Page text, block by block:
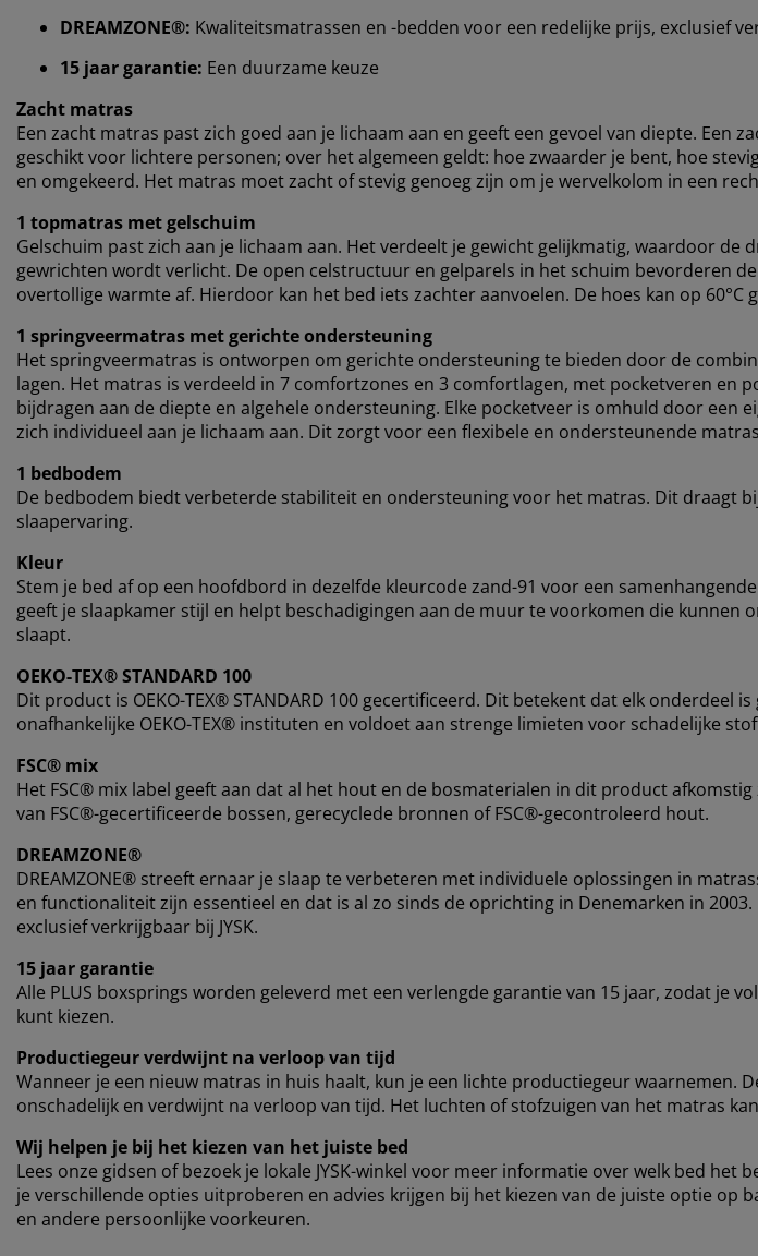
DREAMZONE®: Kwaliteitsmatrassen en -bedden voor een redelijke prijs, exclusief
15 jaar garantie: Een duurzame keuze
Zacht matras
Een zacht matras past zich goed aan je lichaam aan en geeft een gevoel van diepte. Een
geschikt voor lichtere personen; over het algemeen geldt: hoe zwaarder je bent, hoe
en omgekeerd. Het matras moet zacht of stevig genoeg zijn om je wervelkolom in een
1 topmatras met gelschuim
Gelschuim past zich aan je lichaam aan. Het verdeelt je gewicht gelijkmatig, waardoor de
gewrichten wordt verlicht. De open celstructuur en gelparels in het schuim bevorderen
overtollige warmte af. Hierdoor kan het bed iets zachter aanvoelen. De hoes kan op 60°C
1 springveermatras met gerichte ondersteuning
Het springveermatras is ontworpen om gerichte ondersteuning te bieden door de
lagen. Het matras is verdeeld in 7 comfortzones en 3 comfortlagen, met pocketveren en
bijdragen aan de diepte en algehele ondersteuning. Elke pocketveer is omhuld door een
zich individueel aan je lichaam aan. Dit zorgt voor een flexibele en ondersteunende
1 bedbodem
De bedbodem biedt verbeterde stabiliteit en ondersteuning voor het matras. Dit draagt
slaapervaring.
Kleur
Stem je bed af op een hoofdbord in dezelfde kleurcode zand-91 voor een
geeft je slaapkamer stijl en helpt beschadigingen aan de muur te voorkomen die kunnen
slaapt.
OEKO-TEX® STANDARD 100
Dit product is OEKO-TEX® STANDARD 100 gecertificeerd. Dit betekent dat elk onderdeel
onafhankelijke OEKO-TEX® instituten en voldoet aan strenge limieten voor schadelijke
FSC® mix
Het FSC® mix label geeft aan dat al het hout en de bosmaterialen in dit product
van FSC®-gecertificeerde bossen, gerecyclede bronnen of FSC®-gecontroleerd hout.
DREAMZONE®
DREAMZONE® streeft ernaar je slaap te verbeteren met individuele oplossingen in
en functionaliteit zijn essentieel en dat is al zo sinds de oprichting in Denemarken in 2003.
exclusief verkrijgbaar bij JYSK.
15 jaar garantie
Alle PLUS boxsprings worden geleverd met een verlengde garantie van 15 jaar, zodat je
kunt kiezen.
Productiegeur verdwijnt na verloop van tijd
Wanneer je een nieuw matras in huis haalt, kun je een lichte productiegeur waarnemen.
onschadelijk en verdwijnt na verloop van tijd. Het luchten of stofzuigen van het matras
Wij helpen je bij het kiezen van het juiste bed
Lees onze gidsen of bezoek je lokale JYSK-winkel voor meer informatie over welk bed het
je verschillende opties uitproberen en advies krijgen bij het kiezen van de juiste optie op
en andere persoonlijke voorkeuren.